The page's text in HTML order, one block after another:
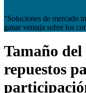
"Soluciones de mercado
ganar ventaja sobre los
Tamaño
repuestos